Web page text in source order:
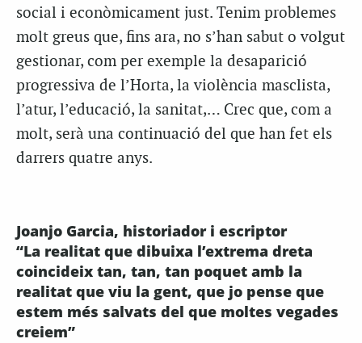
social i econòmicament just. Tenim problemes
molt greus que, fins ara, no s’han sabut o volgut
gestionar, com per exemple la desaparició
progressiva de l’Horta, la violència masclista,
l’atur, l’educació, la sanitat,… Crec que, com a
molt, serà una continuació del que han fet els
darrers quatre anys.
Joanjo Garcia, historiador i escriptor
“La realitat que dibuixa l’extrema dreta
coincideix tan, tan, tan poquet amb la
realitat que viu la gent, que jo pense que
estem més salvats del que moltes vegades
creiem”